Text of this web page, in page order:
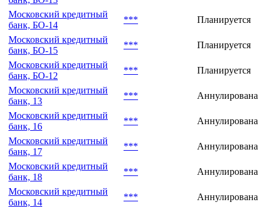
Московский кредитный
банк, БО-14
***
Планируется
Московский кредитный
банк, БО-15
***
Планируется
Московский кредитный
банк, БО-12
***
Планируется
Московский кредитный
банк, 13
***
Аннулирована
Московский кредитный
банк, 16
***
Аннулирована
Московский кредитный
банк, 17
***
Аннулирована
Московский кредитный
банк, 18
***
Аннулирована
Московский кредитный
банк, 14
***
Аннулирована